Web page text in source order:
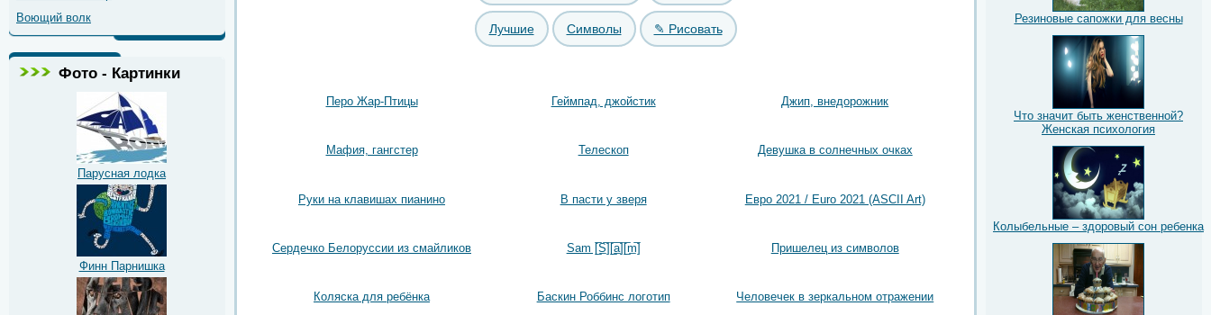
Воющий волк
Фото - Картинки
Парусная лодка
Финн Парнишка
Лучшие Символы ✎ Рисовать
Перо Жар-Птицы Геймпад, джойстик Джип, внедорожник
Мафия, гангстер Телескоп Девушка в солнечных очках
Руки на клавишах пианино В пасти у зверя Евро 2021 / Euro 2021 (ASCII Art)
Сердечко Белоруссии из смайликов Sam [̲̅S̲̅][̲̅a̲̅][̲̅m̲̅] Пришелец из символов
Коляска для ребёнка Баскин Роббинс логотип Человечек в зеркальном отражении
Резиновые сапожки для весны
Что значит быть женственной?
Женская психология
Колыбельные – здоровый сон ребенка